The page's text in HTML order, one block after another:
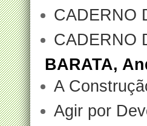
CADERNO
CADERNO
BARATA,
A
Agir por